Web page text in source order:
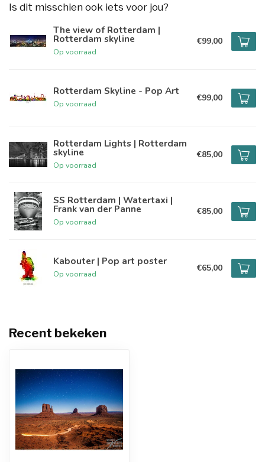
Is dit misschien ook iets voor jou?
The view of Rotterdam |
Rotterdam skyline
Op voorraad
€99,00
Rotterdam Skyline - Pop Art
Op voorraad
€99,00
Rotterdam Lights | Rotterdam
skyline
Op voorraad
€85,00
SS Rotterdam | Watertaxi |
Frank van der Panne
Op voorraad
€85,00
Kabouter | Pop art poster
Op voorraad
€65,00
Recent bekeken